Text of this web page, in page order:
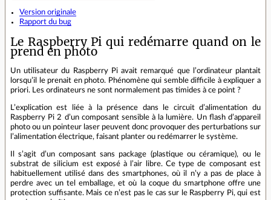
Version originale
Rapport du bug
Le Raspberry Pi qui redémarre quand on le
prend en photo
Un utilisateur du Raspberry Pi avait remarqué que l’ordinateur plantait
lorsqu’il le prenait en photo. Phénomène qui semble difficile à expliquer a
priori. Les ordinateurs ne sont normalement pas timides à ce point ?
L’explication est liée à la présence dans le circuit d’alimentation du
Raspberry Pi 2 d’un composant sensible à la lumière. Un flash d’appareil
photo ou un pointeur laser peuvent donc provoquer des perturbations sur
l’alimentation électrique, faisant planter ou redémarrer le système.
Il s’agit d’un composant sans package (plastique ou céramique), ou le
substrat de silicium est exposé à l’air libre. Ce type de composant est
habituellement utilisé dans des smartphones, où il n’y a pas de place à
perdre avec un tel emballage, et où la coque du smartphone offre une
protection suffisante. Mais ce n’est pas le cas sur le Raspberry Pi, qui est